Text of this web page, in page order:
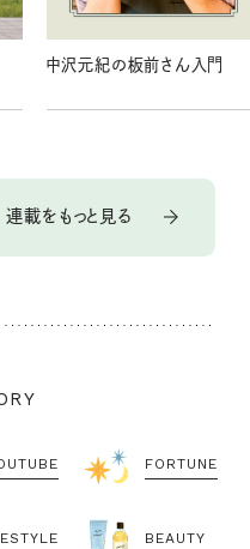
中沢元紀の板前さん入門
連載をもっと見る
FORTUNE
BEAUTY